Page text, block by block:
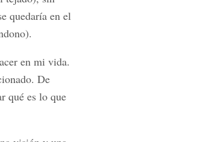
quedaría en el
en mi vida.
De
qué es lo que